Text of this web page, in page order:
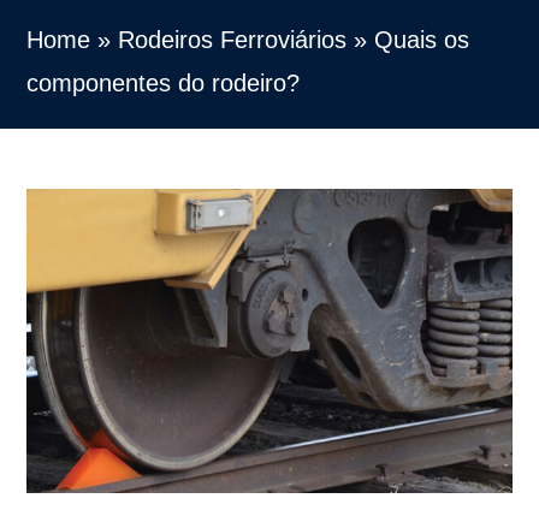
Home » Rodeiros Ferroviários » Quais os
componentes do rodeiro?